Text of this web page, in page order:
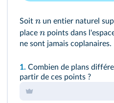
Soit n un entier naturel
place n points dans
ne sont jamais coplanaires.
1. Combien de plans
partir de ces points ?